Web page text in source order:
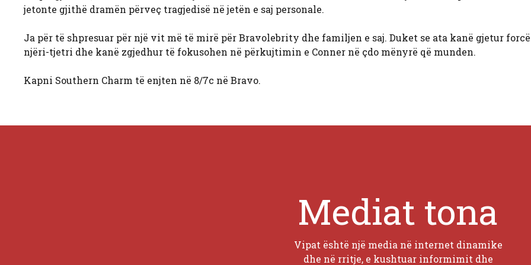
jetonte gjithë dramën përveç tragjedisë në jetën e saj personale.
Ja për të shpresuar për një vit më të mirë për Bravolebrity dhe familjen e saj. Duket se ata kanë gjetur
njëri-tjetri dhe kanë zgjedhur të fokusohen në përkujtimin e Conner në çdo mënyrë që munden.
Kapni Southern Charm të enjten në 8/7c në Bravo.
Mediat tona
Vipat është një media në internet dinamike
dhe në rritje, e kushtuar informimit dhe